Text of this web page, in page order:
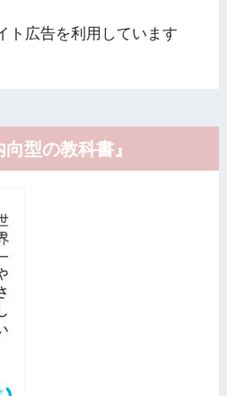
ト広告を利用しています
型の教科書』